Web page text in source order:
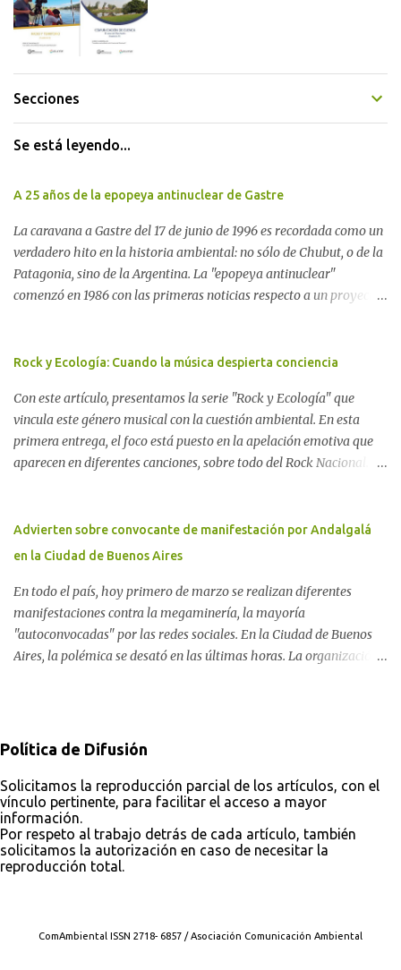
Secciones
Se está leyendo...
A 25 años de la epopeya antinuclear de Gastre
La caravana a Gastre del 17 de junio de 1996 es recordada como un
verdadero hito en la historia ambiental: no sólo de Chubut, o de la
Patagonia, sino de la Argentina. La "epopeya antinuclear"
comenzó en 1986 con las primeras noticias respecto a un proyecto
proyecto legislativo nacional al respecto. En este artículo, la
Movimiento Antinuclear de Chubut (MACH) liderada por Javier
Rodríguez Pardo, como una lección de rebelión democrática
territorial frente a las imposiciones de la tecnocracia nuclear
globalizada. Dossier N° 3 "La crisis nuclear en el mundo. A 10 años
Dukal.
Rock y Ecología: Cuando la música despierta conciencia
Con este artículo, presentamos la serie "Rock y Ecología" que
vincula este género musical con la cuestión ambiental. En esta
primera entrega, el foco está puesto en la apelación emotiva que
aparecen en diferentes canciones, sobre todo del Rock Nacional.
Carolina Aponte La Madre Tierra se escucha en las canciones del
Rock Nacional.
Advierten sobre convocante de manifestación por Andalgalá
en la Ciudad de Buenos Aires
En todo el país, hoy primero de marzo se realizan diferentes
manifestaciones contra la megaminería, la mayoría
"autoconvocadas" por las redes sociales. En la Ciudad de Buenos
Aires, la polémica se desató en las últimas horas. La organización
derechos humanos ponen el alerta sobre el abogado detrás de la
Política de Difusión
Solicitamos la reproducción parcial de los artículos, con el
vínculo pertinente, para facilitar el acceso a mayor
información.
Por respeto al trabajo detrás de cada artículo, también
solicitamos la autorización en caso de necesitar la
reproducción total.
ComAmbiental ISSN 2718- 6857 / Asociación Comunicación Ambiental